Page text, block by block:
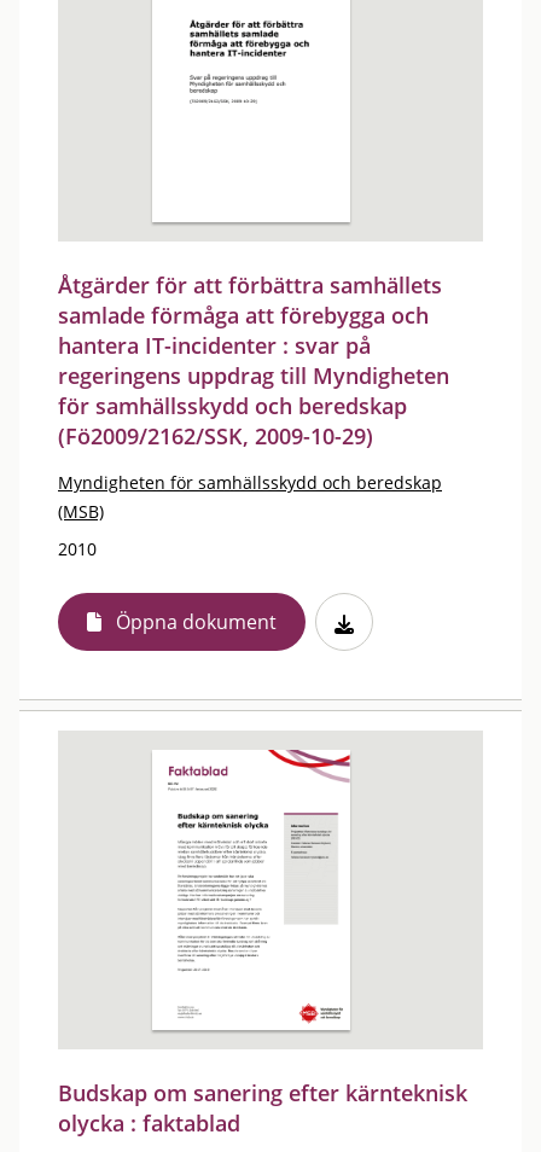
Åtgärder för att förbättra samhällets
samlade förmåga att förebygga och
hantera IT-incidenter : svar på
regeringens uppdrag till Myndigheten
för samhällsskydd och beredskap
(Fö2009/2162/SSK, 2009-10-29)
Myndigheten för samhällsskydd och beredskap
(MSB)
2010
Öppna dokument
Budskap om sanering efter kärnteknisk
olycka : faktablad